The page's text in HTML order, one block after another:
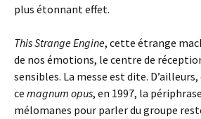
plus étonnant effet.
This Strange Engine, cette étrange
de nos émotions, le centre de
sensibles. La messe est dite.
ce magnum opus, en 1997, la
mélomanes pour parler du groupe